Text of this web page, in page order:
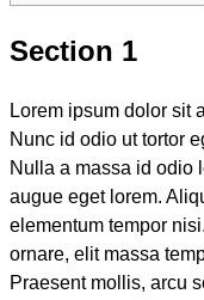
Section 1
Lorem ipsum dolor sit
Nunc id odio ut tortor
Nulla a massa id odio
augue eget lorem.
elementum tempor
ornare, elit massa
Praesent mollis, arcu